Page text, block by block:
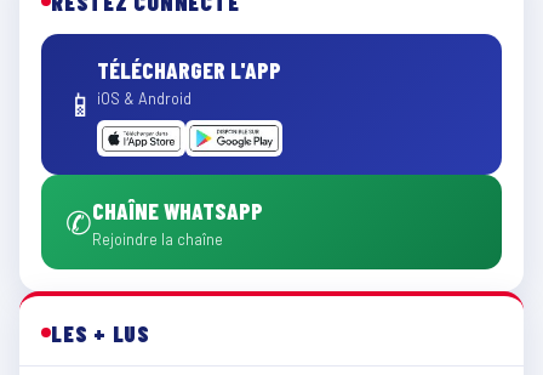
📱
TÉLÉCHARGER L'APP
iOS & Android
✆CHAÎNE WHATSAPP
Rejoindre la chaîne
LES + LUS